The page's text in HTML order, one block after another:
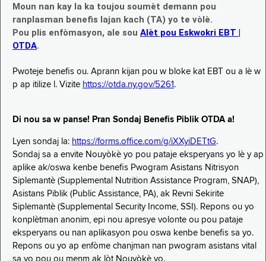
Moun nan kay la ka toujou soumèt demann pou
ranplasman benefis lajan kach (TA) yo te vòlè.
Pou plis enfòmasyon, ale sou Alèt pou Eskwokri EBT |
OTDA.
Pwoteje benefis ou. Aprann kijan pou w bloke kat EBT ou a lè w
p ap itilize l. Vizite https://otda.ny.gov/5261 .
Di nou sa w panse! Pran Sondaj Benefis Piblik OTDA a!
Lyen sondaj la: https://forms.office.com/g/iXXyiDETtG.
Sondaj sa a envite Nouyòkè yo pou pataje eksperyans yo lè y ap
aplike ak/oswa kenbe benefis Pwogram Asistans Nitrisyon
Siplemantè (Supplemental Nutrition Assistance Program, SNAP),
Asistans Piblik (Public Assistance, PA), ak Revni Sekirite
Siplemantè (Supplemental Security Income, SSI). Repons ou yo
konplètman anonim, epi nou apresye volonte ou pou pataje
eksperyans ou nan aplikasyon pou oswa kenbe benefis sa yo.
Repons ou yo ap enfòme chanjman nan pwogram asistans vital
sa yo pou ou menm ak lòt Nouyòkè yo.